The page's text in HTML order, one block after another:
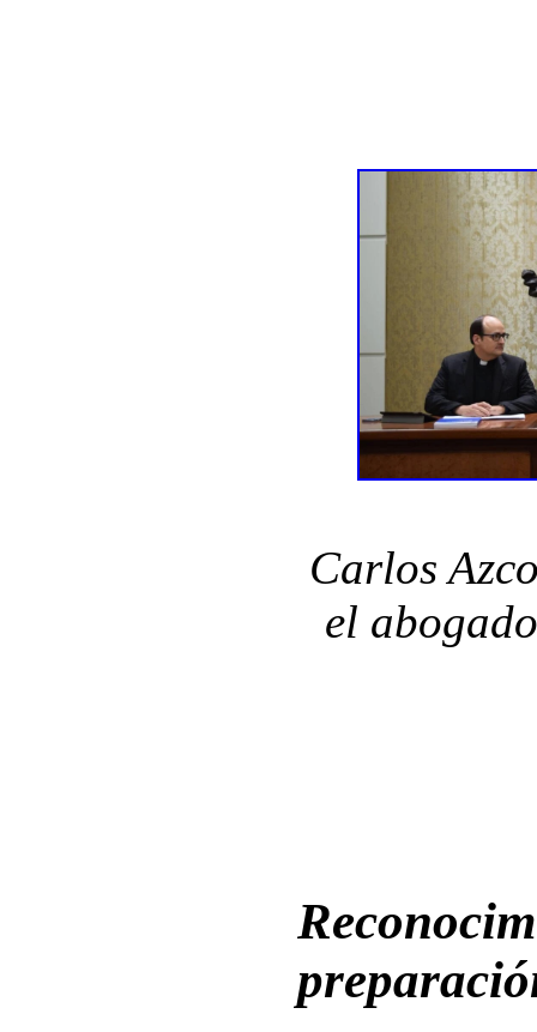
Carlos
el